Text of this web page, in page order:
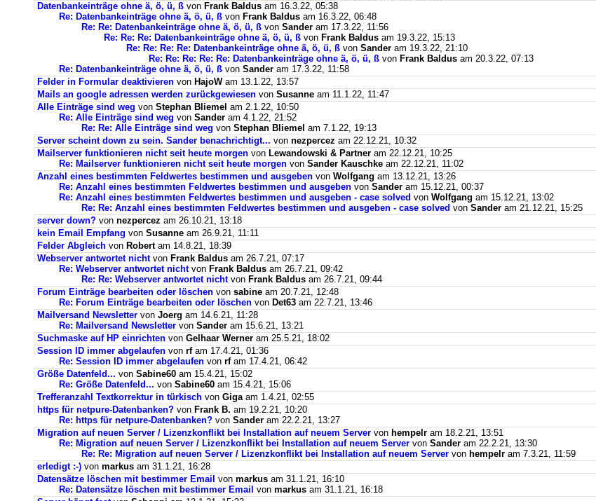
Datenbankeinträge ohne ä, ö, ü, ß von Frank Baldus am 16.3.22, 05:38
Re: Datenbankeinträge ohne ä, ö, ü, ß von Frank Baldus am 16.3.22, 06:48
Re: Re: Datenbankeinträge ohne ä, ö, ü, ß von Sander am 17.3.22, 11:56
Re: Re: Re: Datenbankeinträge ohne ä, ö, ü, ß von Frank Baldus am 19.3.22, 15:13
Re: Re: Re: Re: Datenbankeinträge ohne ä, ö, ü, ß von Sander am 19.3.22, 21:10
Re: Re: Re: Re: Re: Datenbankeinträge ohne ä, ö, ü, ß von Frank Baldus am 20.3.22, 07:13
Re: Datenbankeinträge ohne ä, ö, ü, ß von Sander am 17.3.22, 11:58
Felder in Formular deaktivieren von HajoWam 13.1.22, 13:57
Mails an google adressen werden zurückgewiesen von Susanne am 11.1.22, 11:47
Alle Einträge sind weg von Stephan Bliemel am 2.1.22, 10:50
Re: Alle Einträge sind weg von Sander am 4.1.22, 21:52
Re: Re: Alle Einträge sind weg von Stephan Bliemel am 7.1.22, 19:13
Server scheint down zu sein. Sander benachrichtigt... von nezpercez am 22.12.21, 10:32
Mailserver funktionieren nicht seit heute morgen von Lewandowski & Partner am 22.12.21, 10:25
Re: Mailserver funktionieren nicht seit heute morgen von Sander Kauschke am 22.12.21, 11:02
Anzahl eines bestimmten Feldwertes bestimmen und ausgeben von Wolfgang am 13.12.21, 13:26
Re: Anzahl eines bestimmten Feldwertes bestimmen und ausgeben von Sander am 15.12.21, 00:37
Re: Anzahl eines bestimmten Feldwertes bestimmen und ausgeben - case solved von Wolfgang am 15.12.21, 13:02
Re: Re: Anzahl eines bestimmten Feldwertes bestimmen und ausgeben - case solved von Sander am 21.12.21, 15:25
server down? von nezpercez am 26.10.21, 13:18
kein Email Empfang von Susanne am 26.9.21, 11:11
Felder Abgleich von Robertam 14.8.21, 18:39
Webserver antwortet nichtvon Frank Baldus am 26.7.21, 07:17
Re: Webserver antwortet nichtvon Frank Baldus am 26.7.21, 09:42
Re: Re: Webserver antwortet nichtvon Frank Baldus am 26.7.21, 09:44
Forum Einträge bearbeiten oder löschen von sabine am 20.7.21, 12:48
Re: Forum Einträge bearbeiten oder löschen von Det63 am 22.7.21, 13:46
Mailversand Newsletter von Joerg am 14.6.21, 11:28
Re: Mailversand Newsletter von Sander am 15.6.21, 13:21
Suchmaske auf HP einrichten von Gelhaar Werner am 25.5.21, 18:02
Session ID immer abgelaufen von rfam 17.4.21, 01:36
Re: Session ID immer abgelaufen von rfam 17.4.21, 06:42
Größe Datenfeld... von Sabine60 am 15.4.21, 15:02
Re: Größe Datenfeld... von Sabine60 am 15.4.21, 15:06
Trefferanzahl Textkorrektur in türkisch von Gigaam 1.4.21, 02:55
https für netpure-Datenbanken? von Frank B. am 19.2.21, 10:20
Re: https für netpure-Datenbanken? von Sander am 22.2.21, 13:27
Migration auf neuen Server / Lizenzkonflikt bei Installation auf neuem Server von hempelr am 18.2.21, 13:51
Re: Migration auf neuen Server / Lizenzkonflikt bei Installation auf neuem Server von Sander am 22.2.21, 13:30
Re: Re: Migration auf neuen Server / Lizenzkonflikt bei Installation auf neuem Server von hempelr am 7.3.21, 11:59
erledigt :-) von markus am 31.1.21, 16:28
Datensätze löschen mit bestimmer Email von markus am 31.1.21, 16:10
Re: Datensätze löschen mit bestimmer Email von markus am 31.1.21, 16:18